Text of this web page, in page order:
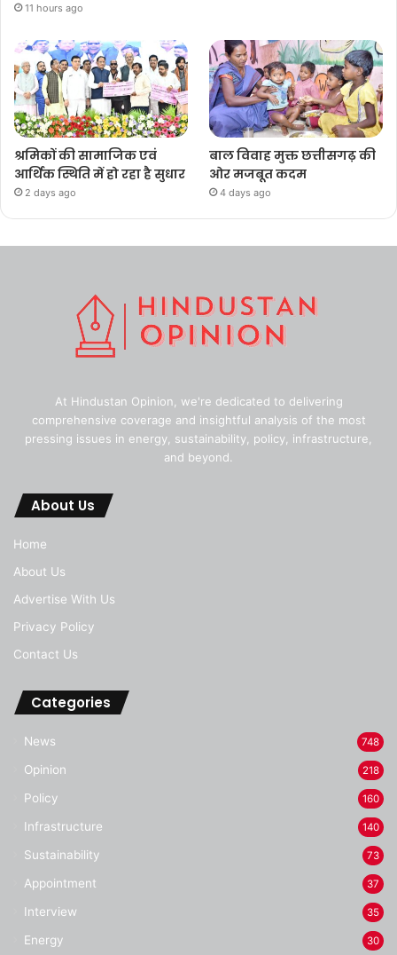
11 hours ago
श्रमिकों की सामाजिक एवं
आर्थिक स्थिति में हो रहा है सुधार
2 days ago
बाल विवाह मुक्त छत्तीसगढ़ की
ओर मजबूत कदम
4 days ago
At Hindustan Opinion, we're dedicated to delivering
comprehensive coverage and insightful analysis of the most
pressing issues in energy, sustainability, policy, infrastructure,
and beyond.
About Us
Home
About Us
Advertise With Us
Privacy Policy
Contact Us
Categories
News 748
Opinion 218
Policy 160
Infrastructure 140
Sustainability 73
Appointment 37
Interview 35
Energy 30